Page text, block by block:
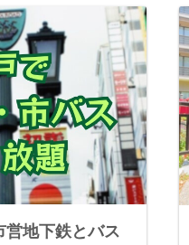
営地下鉄とバス